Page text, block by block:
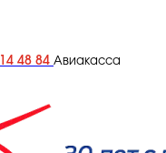
48 84 Авиакасса